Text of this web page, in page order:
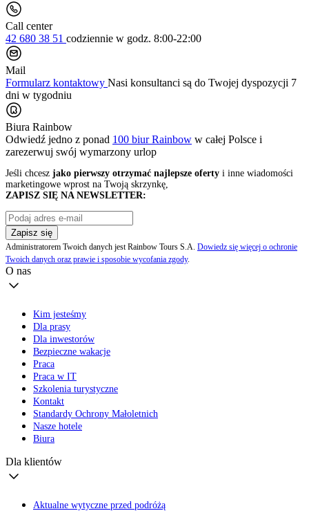
Call center
42 680 38 51 codziennie w godz. 8:00-22:00
Mail
Formularz kontaktowy Nasi konsultanci są do Twojej dyspozycji 7
dni w tygodniu
Biura Rainbow
Odwiedź jedno z ponad 100 biur Rainbow w całej Polsce i
zarezerwuj swój wymarzony urlop
Jeśli chcesz jako pierwszy otrzymać najlepsze oferty i inne wiadomości
marketingowe wprost na Twoją skrzynkę,
ZAPISZ SIĘ NA NEWSLETTER:
Zapisz się
Administratorem Twoich danych jest Rainbow Tours S.A. Dowiedz się więcej o ochronie
Twoich danych oraz prawie i sposobie wycofania zgody.
O nas
Kim jesteśmy
Dla prasy
Dla inwestorów
Bezpieczne wakacje
Praca
Praca w IT
Szkolenia turystyczne
Kontakt
Standardy Ochrony Małoletnich
Nasze hotele
Biura
Dla klientów
Aktualne wytyczne przed podróżą